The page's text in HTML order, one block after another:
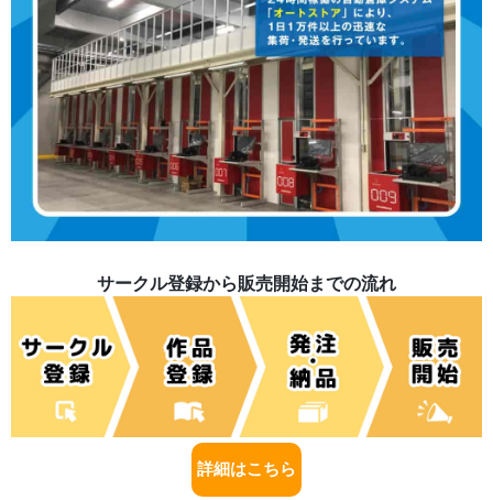
サークル登録から販売開始までの流れ
詳細はこちら